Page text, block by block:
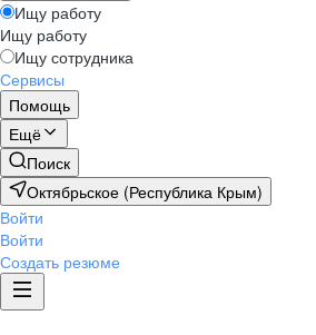
Ищу работу
Ищу работу
Ищу сотрудника
Сервисы
Помощь
Ещё
Поиск
Октябрьское (Республика Крым)
Войти
Войти
Создать резюме